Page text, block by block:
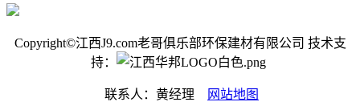
Copyright©江西J9.com老哥俱乐部环保建材有限公司 技术支
持：
联系人：黄经理 网站地图